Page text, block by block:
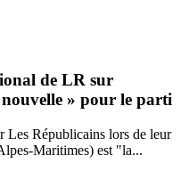
de LR sur
» pour le parti
Les Républicains lors de leur
Maritimes) est "la...